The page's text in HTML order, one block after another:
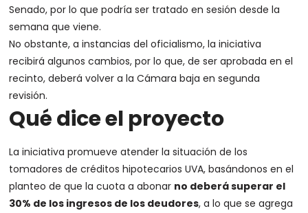
Senado, por lo que podría ser tratado en sesión desde la
semana que viene.
No obstante, a instancias del oficialismo, la iniciativa
recibirá algunos cambios, por lo que, de ser aprobada en el
recinto, deberá volver a la Cámara baja en segunda
revisión.
Qué dice el proyecto
La iniciativa promueve atender la situación de los
tomadores de créditos hipotecarios UVA, basándonos en el
planteo de que la cuota a abonar no deberá superar el
30% de los ingresos de los deudores, a lo que se agrega